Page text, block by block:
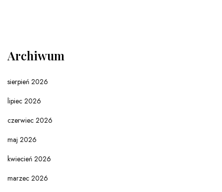
Archiwum
sierpień 2026
lipiec 2026
czerwiec 2026
maj 2026
kwiecień 2026
marzec 2026